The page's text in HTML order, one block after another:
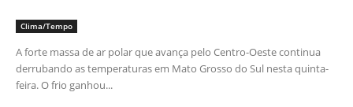
Clima/Tempo
A forte massa de ar polar que avança pelo Centro-Oeste continua
derrubando as temperaturas em Mato Grosso do Sul nesta quinta-
feira. O frio ganhou...